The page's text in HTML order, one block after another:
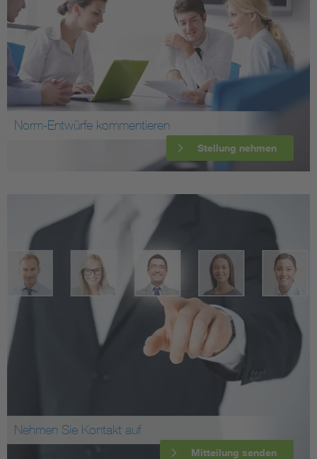
Norm-Entwürfe kommentieren
Stellung nehmen
Nehmen Sie Kontakt auf
Mitteilung senden